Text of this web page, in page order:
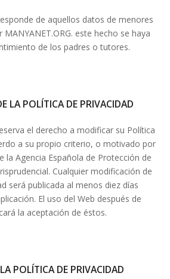
de aquellos datos de menores
este hecho se haya
de los padres o tutores.
LA POLÍTICA DE PRIVACIDAD
el derecho a modificar su Política
a su propio criterio, o motivado por
la Agencia Española de Protección de
Cualquier modificación de
será publicada al menos diez días
El uso del Web después de
la aceptación de éstos.
POLÍTICA DE PRIVACIDAD